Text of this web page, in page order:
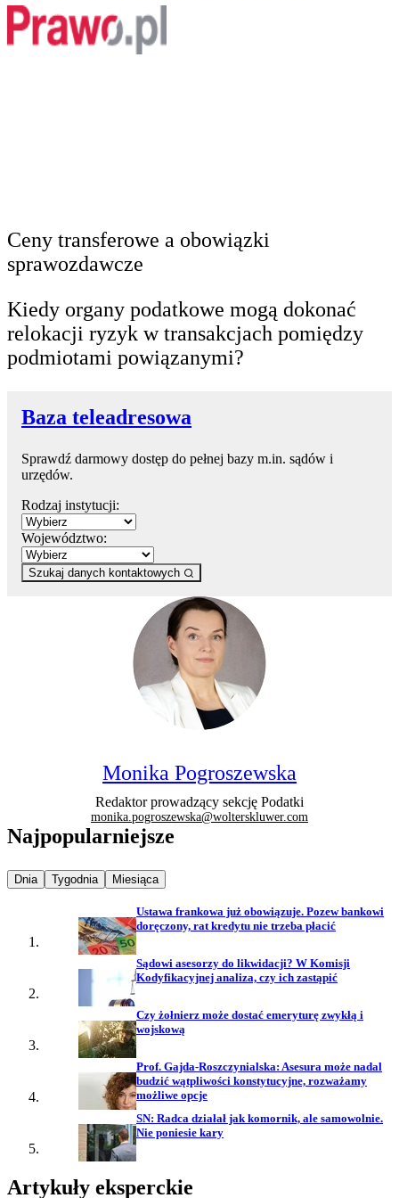
Ceny transferowe a obowiązki
sprawozdawcze
Kiedy organy podatkowe mogą dokonać
relokacji ryzyk w transakcjach pomiędzy
podmiotami powiązanymi?
Baza teleadresowa
Sprawdź darmowy dostęp do pełnej bazy m.in. sądów i
urzędów.
Rodzaj instytucji:
Województwo:
Szukaj danych kontaktowych
Monika Pogroszewska
Redaktor prowadzący sekcję Podatki
monika.pogroszewska@wolterskluwer.com
Najpopularniejsze
Najpopularniejsze wiadomości z
Dnia Najpopularniejsze wiadomości z
Tygodnia Najpopularniejsze wiadomości z
Miesiąca
Ustawa frankowa już obowiązuje. Pozew bankowi
doręczony, rat kredytu nie trzeba płacić
Sądowi asesorzy do likwidacji? W Komisji
Kodyfikacyjnej analiza, czy ich zastąpić
Czy żołnierz może dostać emeryturę zwykłą i
wojskową
Prof. Gajda-Roszczynialska: Asesura może nadal
budzić wątpliwości konstytucyjne, rozważamy
możliwe opcje
SN: Radca działał jak komornik, ale samowolnie.
Nie poniesie kary
Artykuły eksperckie